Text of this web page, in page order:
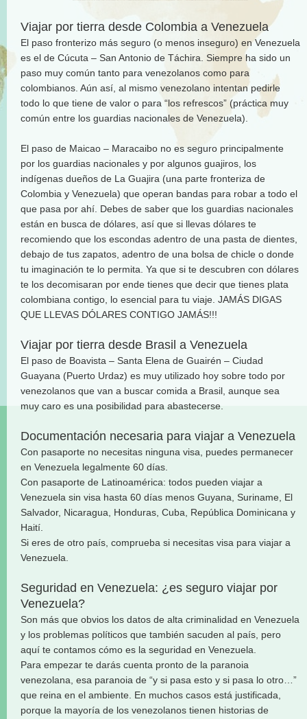
Viajar por tierra desde Colombia a Venezuela
El paso fronterizo más seguro (o menos inseguro) en Venezuela
es el de Cúcuta – San Antonio de Táchira. Siempre ha sido un
paso muy común tanto para venezolanos como para
colombianos. Aún así, al mismo venezolano intentan pedirle
todo lo que tiene de valor o para “los refrescos” (práctica muy
común entre los guardias nacionales de Venezuela).
El paso de Maicao – Maracaibo no es seguro principalmente
por los guardias nacionales y por algunos guajiros, los
indígenas dueños de La Guajira (una parte fronteriza de
Colombia y Venezuela) que operan bandas para robar a todo el
que pasa por ahí. Debes de saber que los guardias nacionales
están en busca de dólares, así que si llevas dólares te
recomiendo que los escondas adentro de una pasta de dientes,
debajo de tus zapatos, adentro de una bolsa de chicle o donde
tu imaginación te lo permita. Ya que si te descubren con dólares
te los decomisaran por ende tienes que decir que tienes plata
colombiana contigo, lo esencial para tu viaje. JAMÁS DIGAS
QUE LLEVAS DÓLARES CONTIGO JAMÁS!!!
Viajar por tierra desde Brasil a Venezuela
El paso de Boavista – Santa Elena de Guairén – Ciudad
Guayana (Puerto Urdaz) es muy utilizado hoy sobre todo por
venezolanos que van a buscar comida a Brasil, aunque sea
muy caro es una posibilidad para abastecerse.
Documentación necesaria para viajar a Venezuela
Con pasaporte no necesitas ninguna visa, puedes permanecer
en Venezuela legalmente 60 días.
Con pasaporte de Latinoamérica: todos pueden viajar a
Venezuela sin visa hasta 60 días menos Guyana, Suriname, El
Salvador, Nicaragua, Honduras, Cuba, República Dominicana y
Haití.
Si eres de otro país, comprueba si necesitas visa para viajar a
Venezuela.
Seguridad en Venezuela: ¿es seguro viajar por
Venezuela?
Son más que obvios los datos de alta criminalidad en Venezuela
y los problemas políticos que también sacuden al país, pero
aquí te contamos cómo es la seguridad en Venezuela.
Para empezar te darás cuenta pronto de la paranoia
venezolana, esa paranoia de “y si pasa esto y si pasa lo otro…”
que reina en el ambiente. En muchos casos está justificada,
porque la mayoría de los venezolanos tienen historias de